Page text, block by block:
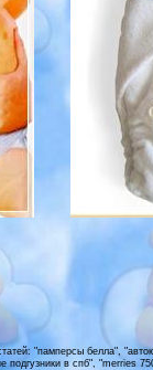
"памперсы белла",
подгузники в спб", "merries